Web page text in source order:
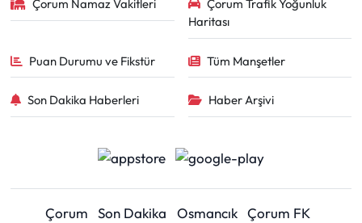
Çorum Namaz Vakitleri
Çorum Trafik Yoğunluk
Haritası
Puan Durumu ve Fikstür Tüm Manşetler
Son Dakika Haberleri Haber Arşivi
Çorum Son Dakika Osmancık Çorum FK